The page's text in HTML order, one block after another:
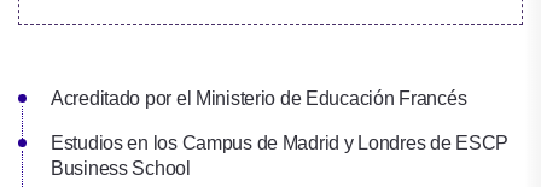
Acreditado por el Ministerio de Educación Francés
Estudios en los Campus de Madrid y Londres de ESCP
Business School